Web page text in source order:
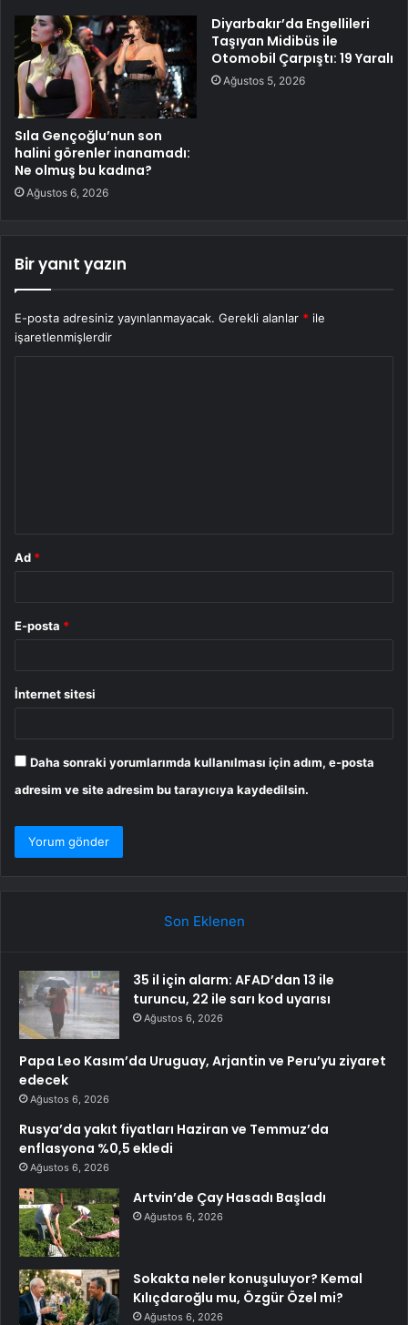
Sıla Gençoğlu’nun son
halini görenler inanamadı:
Ne olmuş bu kadına?
Ağustos 6, 2026
Diyarbakır’da Engellileri
Taşıyan Midibüs ile
Otomobil Çarpıştı: 19 Yaralı
Ağustos 5, 2026
Bir yanıt yazın
E-posta adresiniz yayınlanmayacak. Gerekli alanlar * ile
işaretlenmişlerdir
Ad *
E-posta *
İnternet sitesi
Daha sonraki yorumlarımda kullanılması için adım, e-posta
adresim ve site adresim bu tarayıcıya kaydedilsin.
Son Eklenen
35 il için alarm: AFAD’dan 13 ile
turuncu, 22 ile sarı kod uyarısı
Ağustos 6, 2026
Papa Leo Kasım’da Uruguay, Arjantin ve Peru’yu ziyaret
edecek
Ağustos 6, 2026
Rusya’da yakıt fiyatları Haziran ve Temmuz’da
enflasyona %0,5 ekledi
Ağustos 6, 2026
Artvin’de Çay Hasadı Başladı
Ağustos 6, 2026
Sokakta neler konuşuluyor? Kemal
Kılıçdaroğlu mu, Özgür Özel mi?
Ağustos 6, 2026